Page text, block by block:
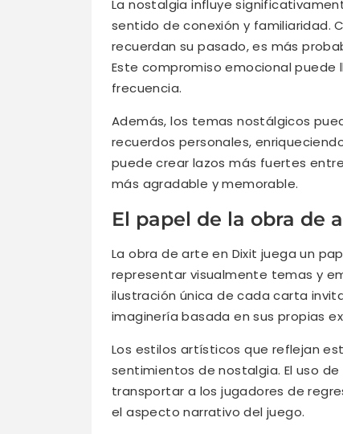
La nostalgia influye
sentido de conexión y familiaridad.
recuerdan su pasado, es más
Este compromiso emocional puede
frecuencia.
Además, los temas nostálgicos
recuerdos personales,
puede crear lazos más fuertes
más agradable y memorable.
El papel de la obra de
La obra de arte en Dixit juega un
representar visualmente temas y
ilustración única de cada carta
imaginería basada en sus propias
Los estilos artísticos que reflejan
sentimientos de nostalgia. El uso
transportar a los jugadores de
el aspecto narrativo del juego.